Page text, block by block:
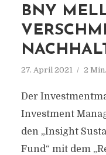
BNY
27. April 2021 2
Der
Investment
den „Insight
Fund“ mit dem